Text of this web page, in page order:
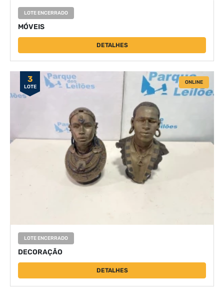
LOTE ENCERRADO
MÓVEIS
DETALHES
3
LOTE
ONLINE
LOTE ENCERRADO
DECORAÇÃO
DETALHES